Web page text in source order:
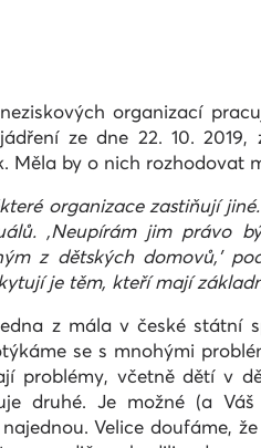
organizací
ze dne 22. 10. 2019,
by o nich rozhodovat
organizace zastiňují
‚Neupírám jim právo
z dětských domovů,'
je těm, kteří mají
z mála v české
se s mnohými
problémy, včetně dětí v
druhé. Je možné (a
Velice doufáme,